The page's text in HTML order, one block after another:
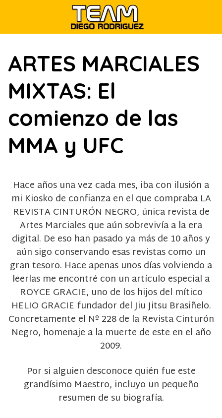
ARTES MARCIALES
MIXTAS: El
comienzo de las
MMA y UFC
Hace años una vez cada mes, iba con ilusión a
mi Kiosko de confianza en el que compraba LA
REVISTA CINTURÓN NEGRO, única revista de
Artes Marciales que aún sobrevivía a la era
digital. De eso han pasado ya más de 10 años y
aún sigo conservando esas revistas como un
gran tesoro. Hace apenas unos días volviendo a
leerlas me encontré con un artículo especial a
ROYCE GRACIE, uno de los hijos del mítico
HELIO GRACIE fundador del Jiu Jitsu Brasiñelo.
Concretamente el Nº 228 de la Revista Cinturón
Negro, homenaje a la muerte de este en el año
2009.
Por si alguien desconoce quién fue este
grandísimo Maestro, incluyo un pequeño
resumen de su biografía.